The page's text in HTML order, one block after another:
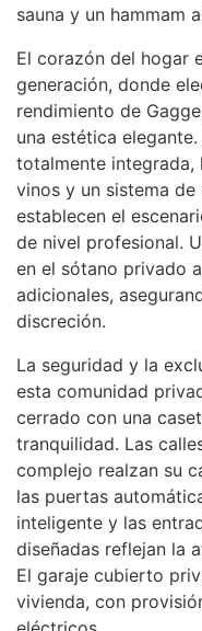
sauna y un hammam
El corazón del hogar
generación, donde
rendimiento de
una estética
totalmente integrada,
vinos y un sistema
establecen el
de nivel profesional.
en el sótano privado
adicionales,
discreción.
La seguridad y la
esta comunidad
cerrado con una
tranquilidad. Las
complejo realzan su
las puertas
inteligente y las
diseñadas reflejan la
El garaje cubierto
vivienda, con